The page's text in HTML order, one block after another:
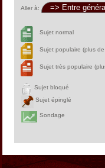
Aller à:
Sujet normal
Sujet populaire (plus
Sujet très populaire
Sujet bloqué
Sujet épinglé
Sondage